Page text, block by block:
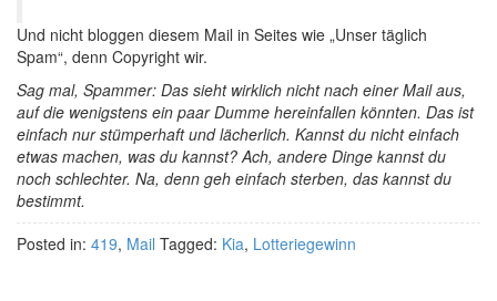
Und nicht bloggen diesem Mail in Seites wie „Unser täglich
Spam“, denn Copyright wir.
Sag mal, Spammer: Das sieht wirklich nicht nach einer Mail aus,
auf die wenigstens ein paar Dumme hereinfallen könnten. Das ist
einfach nur stümperhaft und lächerlich. Kannst du nicht einfach
etwas machen, was du kannst? Ach, andere Dinge kannst du
noch schlechter. Na, denn geh einfach sterben, das kannst du
bestimmt.
Posted in: 419, Mail Tagged: Kia, Lotteriegewinn